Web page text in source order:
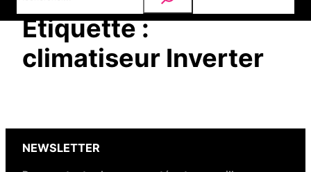
Étiquette :
climatiseur Inverter
NEWSLETTER